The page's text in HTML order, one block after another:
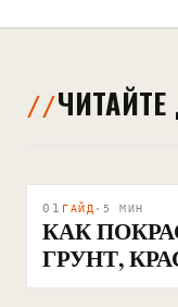
01 ГАЙД · 5 МИН
КАК
ГРУНТ,